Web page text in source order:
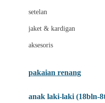
Buds Organics
Bugaboo
C
setelan
jaket & kardigan
aksesoris
pakaian renang
anak laki-laki (18bln-